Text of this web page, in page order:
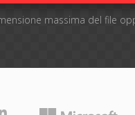
massima del file